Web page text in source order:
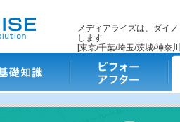
メディアライズは、ダイ
します
[東京/千葉/埼玉/茨城/神奈
ビフォー・アフター 施